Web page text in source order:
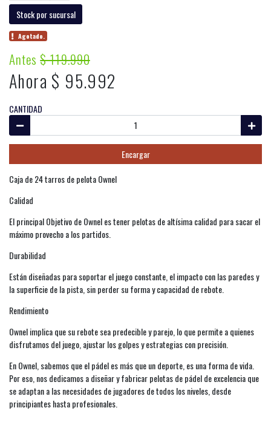
Stock por sucursal
Agotado.
Antes$ 119.990
Ahora $ 95.992
CANTIDAD
Encargar
Caja de 24 tarros de pelota Ownel
Calidad
El principal Objetivo de Ownel es tener pelotas de altísima calidad para sacar el
máximo provecho a los partidos.
Durabilidad
Están diseñadas para soportar el juego constante, el impacto con las paredes y
la superficie de la pista, sin perder su forma y capacidad de rebote.
Rendimiento
Ownel implica que su rebote sea predecible y parejo, lo que permite a quienes
disfrutamos del juego, ajustar los golpes y estrategias con precisión.
En Ownel, sabemos que el pádel es más que un deporte, es una forma de vida.
Por eso, nos dedicamos a diseñar y fabricar pelotas de pádel de excelencia que
se adaptan a las necesidades de jugadores de todos los niveles, desde
principiantes hasta profesionales.